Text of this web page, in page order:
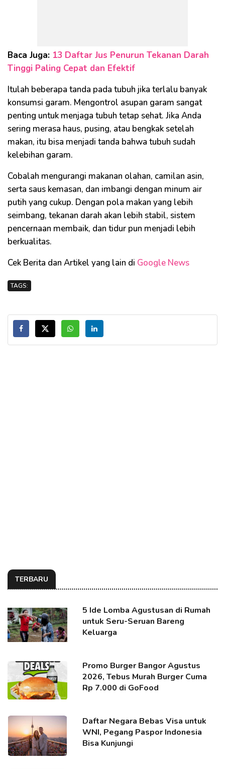
Baca Juga: 13 Daftar Jus Penurun Tekanan Darah
Tinggi Paling Cepat dan Efektif
Itulah beberapa tanda pada tubuh jika terlalu banyak
konsumsi garam. Mengontrol asupan garam sangat
penting untuk menjaga tubuh tetap sehat. Jika Anda
sering merasa haus, pusing, atau bengkak setelah
makan, itu bisa menjadi tanda bahwa tubuh sudah
kelebihan garam.
Cobalah mengurangi makanan olahan, camilan asin,
serta saus kemasan, dan imbangi dengan minum air
putih yang cukup. Dengan pola makan yang lebih
seimbang, tekanan darah akan lebih stabil, sistem
pencernaan membaik, dan tidur pun menjadi lebih
berkualitas.
Cek Berita dan Artikel yang lain di Google News
TAGS:
TERBARU
5 Ide Lomba Agustusan di Rumah
untuk Seru-Seruan Bareng
Keluarga
Promo Burger Bangor Agustus
2026, Tebus Murah Burger Cuma
Rp 7.000 di GoFood
Daftar Negara Bebas Visa untuk
WNI, Pegang Paspor Indonesia
Bisa Kunjungi